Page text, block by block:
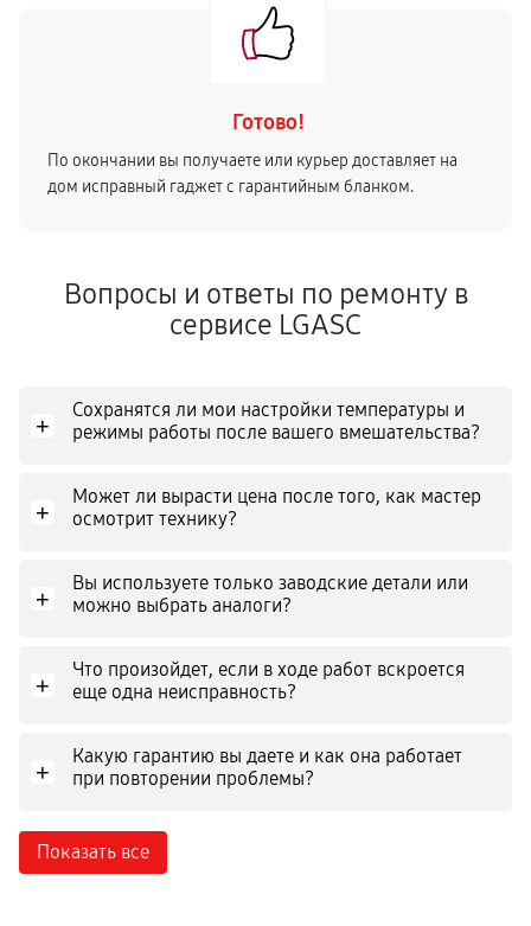
Готово!
По окончании вы получаете или курьер доставляет на
дом исправный гаджет с гарантийным бланком.
Вопросы и ответы по ремонту в
сервисе LGASC
+
Сохранятся ли мои настройки температуры и
режимы работы после вашего вмешательства?
+
Может ли вырасти цена после того, как мастер
осмотрит технику?
+
Вы используете только заводские детали или
можно выбрать аналоги?
+
Что произойдет, если в ходе работ вскроется
еще одна неисправность?
+
Какую гарантию вы даете и как она работает
при повторении проблемы?
Показать все